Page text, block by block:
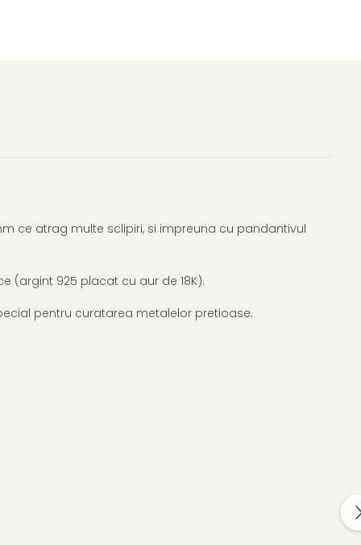
ce atrag multe sclipiri, si impreuna cu pandantivul
(argint 925 placat cu aur de 18K).
pentru curatarea metalelor pretioase.